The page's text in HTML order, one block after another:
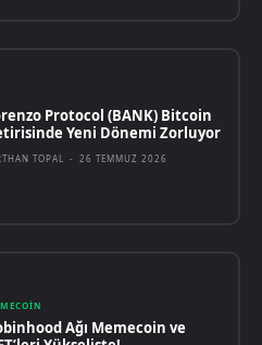
Protocol (BANK) Bitcoin
Yeni Dönemi Zorluyor
TOPAL - 26 TEMMUZ 2026
Ağı Memecoin ve